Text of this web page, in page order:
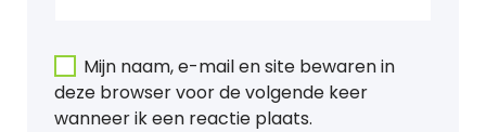
Mijn naam, e-mail en site bewaren in
deze browser voor de volgende keer
wanneer ik een reactie plaats.